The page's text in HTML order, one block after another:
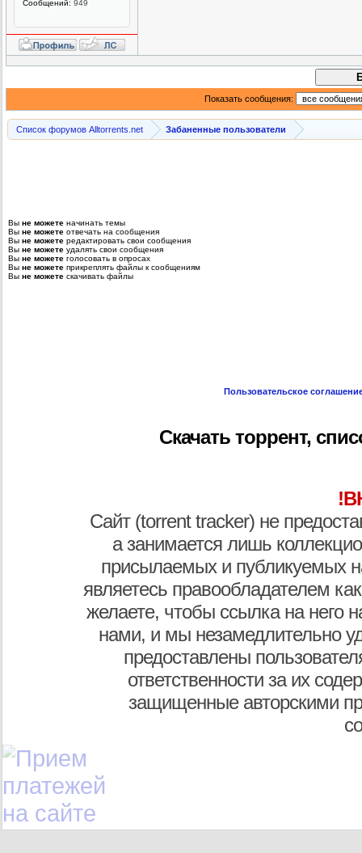
Сообщений: 949
Показать сообщения:
Список форумов Alltorrents.net Забаненные пользователи
Вы не можете начинать темы
Вы не можете отвечать на сообщения
Вы не можете редактировать свои сообщения
Вы не можете удалять свои сообщения
Вы не можете голосовать в опросах
Вы не можете прикреплять файлы к сообщениям
Вы не можете скачивать файлы
Пользовательское
Скачать торрент,
Сайт (torrent tracker) не
а занимается лишь
присылаемых и публикуемых
являетесь правообладателем
желаете, чтобы ссылка на него
нами, и мы незамедлительно
предоставлены
ответственности за их
защищенные авторскими